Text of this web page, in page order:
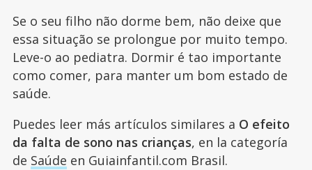
Se o seu filho não dorme bem, não deixe que
essa situação se prolongue por muito tempo.
Leve-o ao pediatra. Dormir é tao importante
como comer, para manter um bom estado de
saúde.
Puedes leer más artículos similares a O efeito
da falta de sono nas crianças, en la categoría
de Saúde en Guiainfantil.com Brasil.